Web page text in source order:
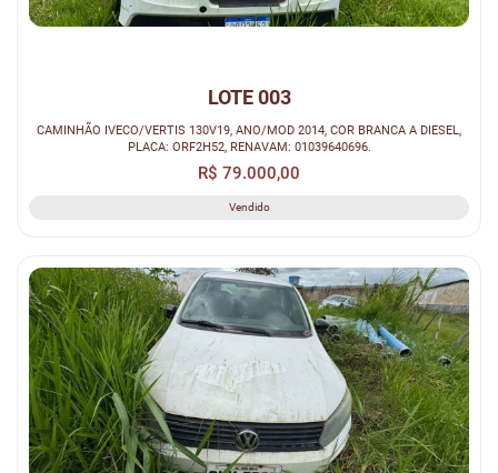
LOTE 003
CAMINHÃO IVECO/VERTIS 130V19, ANO/MOD 2014, COR BRANCA A DIESEL,
PLACA: ORF2H52, RENAVAM: 01039640696.
R$ 79.000,00
Vendido